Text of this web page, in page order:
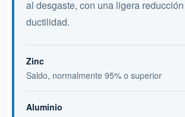
al desgaste, con una ligera
ductilidad.
Zinc
Saldo, normalmente 95% o superior
Aluminio